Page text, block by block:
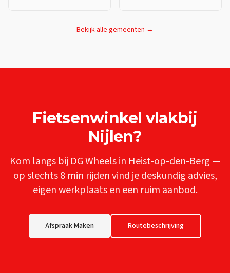
Bekijk alle gemeenten →
Fietsenwinkel vlakbij
Nijlen?
Kom langs bij DG Wheels in Heist-op-den-Berg —
op slechts8 min rijden vind je deskundig advies,
eigen werkplaats en een ruim aanbod.
Afspraak Maken Routebeschrijving